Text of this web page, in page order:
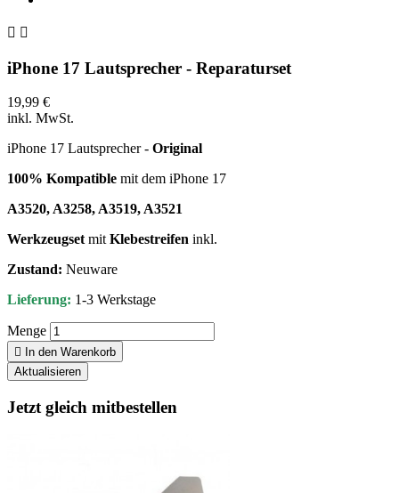
 
iPhone 17 Lautsprecher - Reparaturset
19,99 €
inkl. MwSt.
iPhone 17 Lautsprecher - Original
100% Kompatible mit dem iPhone 17
A3520, A3258, A3519, A3521
WerkzeugsetmitKlebestreifen inkl.
Zustand: Neuware
Lieferung: 1-3 Werkstage
Menge
 In den Warenkorb
Jetzt gleich mitbestellen